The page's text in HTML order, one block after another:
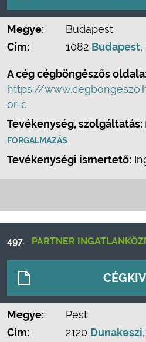
Megye:
Budapest
Cím:
1082 Budapest,
A cég cégböngészős
https://
or-c
Tevékenység, szolgáltatás:
FORGALMAZÁS
Tevékenységi ismertető:
497. PARTNER
Megye:
Pest
Cím:
2120 Dunakeszi